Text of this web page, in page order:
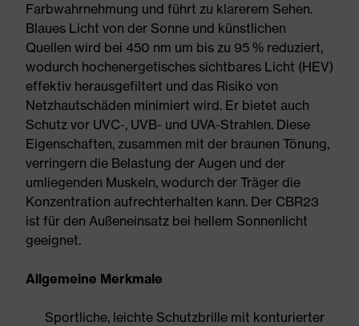
Farbwahrnehmung und führt zu klarerem Sehen.
Blaues Licht von der Sonne und künstlichen
Quellen wird bei 450 nm um bis zu 95 % reduziert,
wodurch hochenergetisches sichtbares Licht (HEV)
effektiv herausgefiltert und das Risiko von
Netzhautschäden minimiert wird. Er bietet auch
Schutz vor UVC-, UVB- und UVA-Strahlen. Diese
Eigenschaften, zusammen mit der braunen Tönung,
verringern die Belastung der Augen und der
umliegenden Muskeln, wodurch der Träger die
Konzentration aufrechterhalten kann. Der CBR23
ist für den Außeneinsatz bei hellem Sonnenlicht
geeignet.
Allgemeine Merkmale
Sportliche, leichte Schutzbrille mit konturierter